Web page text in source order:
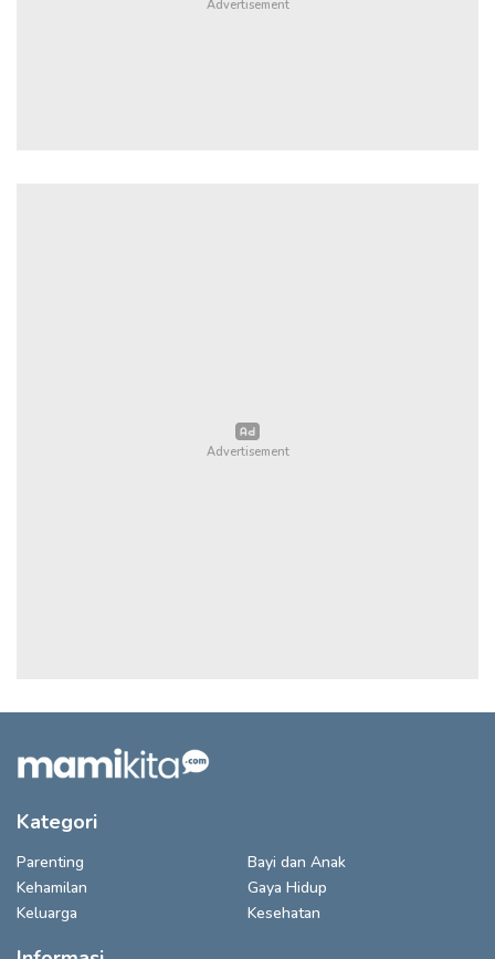
Kategori
Parenting
Bayi dan Anak
Kehamilan
Gaya Hidup
Keluarga
Kesehatan